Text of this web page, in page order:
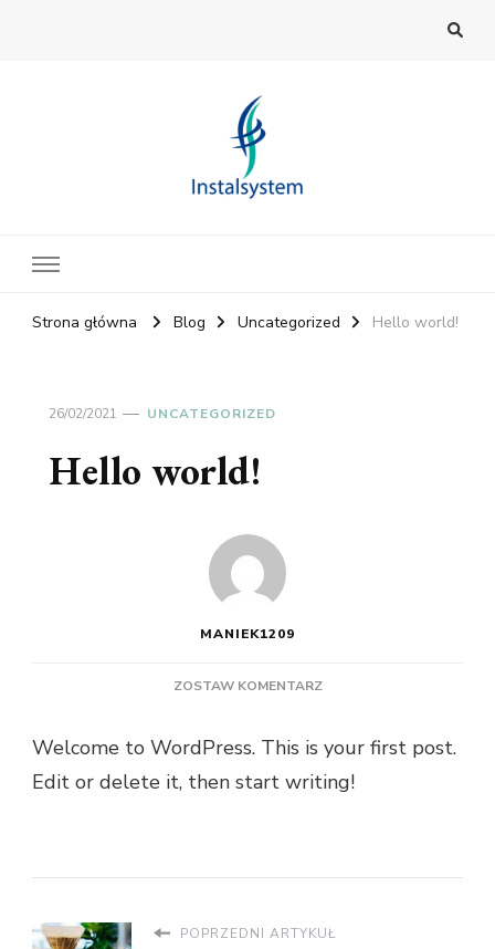
Strona główna Blog Uncategorized Hello world!
26/02/2021 UNCATEGORIZED
Hello world!
MANIEK1209
ZOSTAW KOMENTARZDO
Welcome to WordPress. This is your first post.
Edit or delete it, then start writing!
POPRZEDNI ARTYKUŁ